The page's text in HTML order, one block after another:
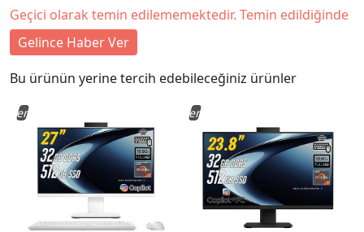
Geçici olarak temin edilememektedir. Temin edildiğinde
Gelince Haber Ver
Bu ürünün yerine tercih edebileceğiniz ürünler
Yeni Yeni